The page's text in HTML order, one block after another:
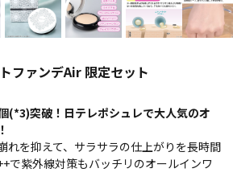
ファンデAir 限定セット
(*3)突破！日テレポシュレで大人気のオ
れを抑えて、サラサラの仕上がりを長時間
で紫外線対策もバッチリのオールインワ